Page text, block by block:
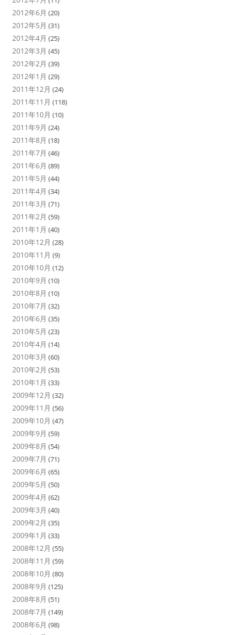
2012年6月 (20)
2012年5月 (31)
2012年4月 (25)
2012年3月 (45)
2012年2月 (39)
2012年1月 (29)
2011年12月 (24)
2011年11月 (118)
2011年10月 (10)
2011年9月 (24)
2011年8月 (18)
2011年7月 (46)
2011年6月 (89)
2011年5月 (44)
2011年4月 (34)
2011年3月 (71)
2011年2月 (59)
2011年1月 (40)
2010年12月 (28)
2010年11月 (9)
2010年10月 (12)
2010年9月 (10)
2010年8月 (10)
2010年7月 (32)
2010年6月 (35)
2010年5月 (23)
2010年4月 (14)
2010年3月 (60)
2010年2月 (53)
2010年1月 (33)
2009年12月 (32)
2009年11月 (56)
2009年10月 (47)
2009年9月 (59)
2009年8月 (54)
2009年7月 (71)
2009年6月 (65)
2009年5月 (50)
2009年4月 (62)
2009年3月 (40)
2009年2月 (35)
2009年1月 (33)
2008年12月 (55)
2008年11月 (59)
2008年10月 (80)
2008年9月 (125)
2008年8月 (51)
2008年7月 (149)
2008年6月 (98)